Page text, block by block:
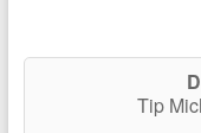
Tip